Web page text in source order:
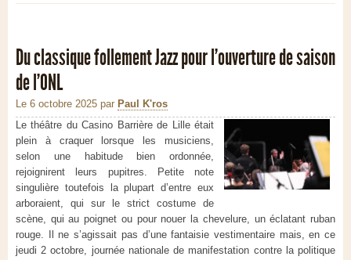
Du classique follement Jazz pour l’ouverture de saison
de l’ONL
Le 6 octobre 2025 par Paul K'ros
Le théâtre du Casino Barrière de Lille était
plein à craquer lorsque les musiciens,
selon une habitude bien ordonnée,
rejoignirent leurs pupitres. Petite note
singulière toutefois la plupart d’entre eux
arboraient, qui sur le strict costume de
scène, qui au poignet ou pour nouer la chevelure, un éclatant ruban
rouge. Il ne s’agissait pas d’une fantaisie vestimentaire mais, en ce
jeudi 2 octobre, journée nationale de manifestation contre la politique